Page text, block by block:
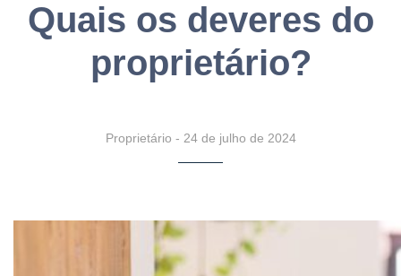
Quais os deveres do
proprietário?
Proprietário - 24 de julho de 2024